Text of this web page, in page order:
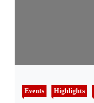
Events Highlights